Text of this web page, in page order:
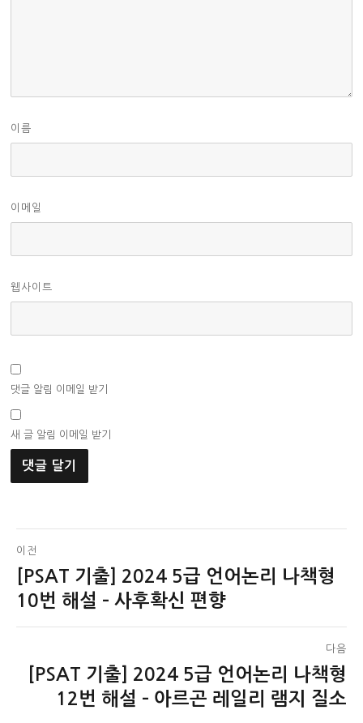
이름
이메일
웹사이트
댓글 알림 이메일 받기
새 글 알림 이메일 받기
글
탐
색
이전
이
전
[PSAT 기출] 2024 5급 언어논리 나책형
10번 해설 – 사후확신 편향
다음
[PSAT 기출] 2024 5급 언어논리 나책형
12번 해설 – 아르곤 레일리 램지 질소